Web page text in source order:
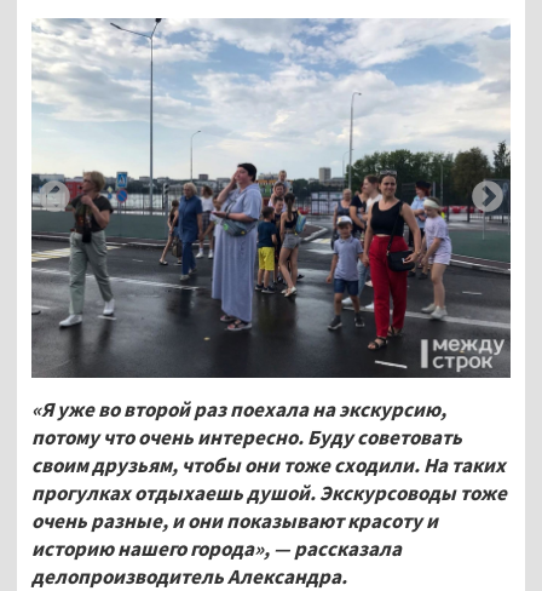
«Я уже во второй раз поехала на экскурсию,
потому что очень интересно. Буду советовать
своим друзьям, чтобы они тоже сходили. На таких
прогулках отдыхаешь душой. Экскурсоводы тоже
очень разные, и они показывают красоту и
историю нашего города», — рассказала
делопроизводитель Александра.